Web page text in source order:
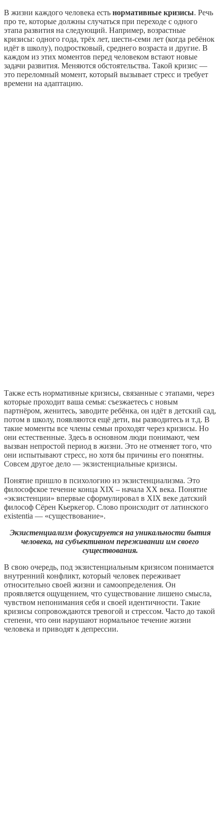
В жизни каждого человека есть нормативные кризисы. Речь
про те, которые должны случаться при переходе с одного
этапа развития на следующий. Например, возрастные
кризисы: одного года, трёх лет, шести-семи лет (когда ребёнок
идёт в школу), подростковый, среднего возраста и другие. В
каждом из этих моментов перед человеком встают новые
задачи развития. Меняются обстоятельства. Такой кризис —
это переломный момент, который вызывает стресс и требует
времени на адаптацию.
Также есть нормативные кризисы, связанные с этапами, через
которые проходит ваша семья: съезжаетесь с новым
партнёром, женитесь, заводите ребёнка, он идёт в детский сад,
потом в школу, появляются ещё дети, вы разводитесь и т.д. В
такие моменты все члены семьи проходят через кризисы. Но
они естественные. Здесь в основном люди понимают, чем
вызван непростой период в жизни. Это не отменяет того, что
они испытывают стресс, но хотя бы причины его понятны.
Совсем другое дело — экзистенциальные кризисы.
Понятие пришло в психологию из экзистенциализма. Это
философское течение конца XIX – начала XX века. Понятие
«экзистенции» впервые сформулировал в XIX веке датский
философ Сёрен Кьеркегор. Слово происходит от латинского
existentia — «существование».
Экзистенциализм фокусируется на уникальности бытия
человека, на субъективном переживании им своего
существования.
В свою очередь, под экзистенциальным кризисом понимается
внутренний конфликт, который человек переживает
относительно своей жизни и самоопределения. Он
проявляется ощущением, что существование лишено смысла,
чувством непонимания себя и своей идентичности. Такие
кризисы сопровождаются тревогой и стрессом. Часто до такой
степени, что они нарушают нормальное течение жизни
человека и приводят к депрессии.